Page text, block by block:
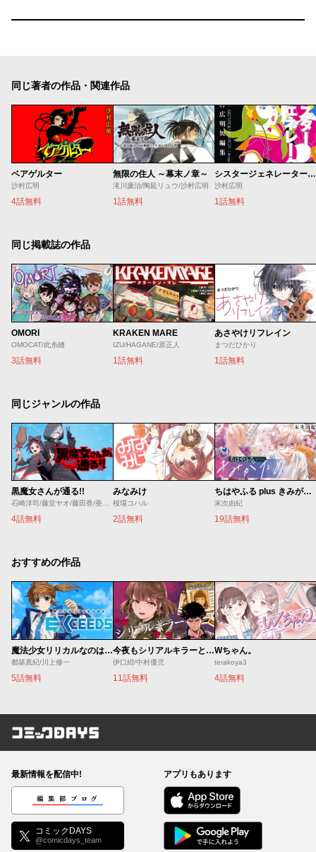
同じ著者の作品・関連作品
ベアゲルター
沙村広明
4話無料
無限の住人 ～幕末ノ章～
滝川廉治/陶延リュウ/沙村広明
1話無料
シスタージェネレーター 沙村広明短編集
沙村広明
1話無料
同じ掲載誌の作品
OMORI
OMOCAT/此糸縫
3話無料
KRAKEN MARE
IZU/HAGANE/原正人
1話無料
あさやけリフレイン
まつだひかり
1話無料
同じジャンルの作品
黒魔女さんが通る!!
石崎洋司/藤堂ヤオ/藤田香/亜沙美
4話無料
みなみけ
桜場コハル
2話無料
ちはやふる plus きみがため
末次由紀
19話無料
おすすめの作品
魔法少女リリカルなのは EXCEEDS
都築真紀/川上修一
5話無料
今夜もシリアルキラーと待ち合わせ
伊口紺/中村優児
11話無料
Wちゃん。
terakoya3
4話無料
コミックDAYS
最新情報を配信中!
編集部ブログ
コミックDAYS
@comicdays_team
アプリもあります